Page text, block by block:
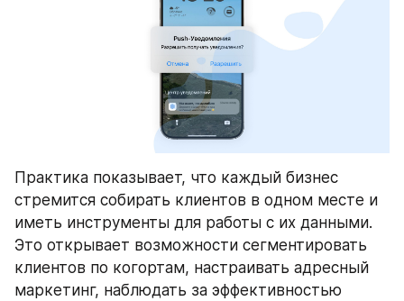
Практика показывает, что каждый бизнес
стремится собирать клиентов в одном месте и
иметь инструменты для работы с их данными.
Это открывает возможности сегментировать
клиентов по когортам, настраивать адресный
маркетинг, наблюдать за эффективностью